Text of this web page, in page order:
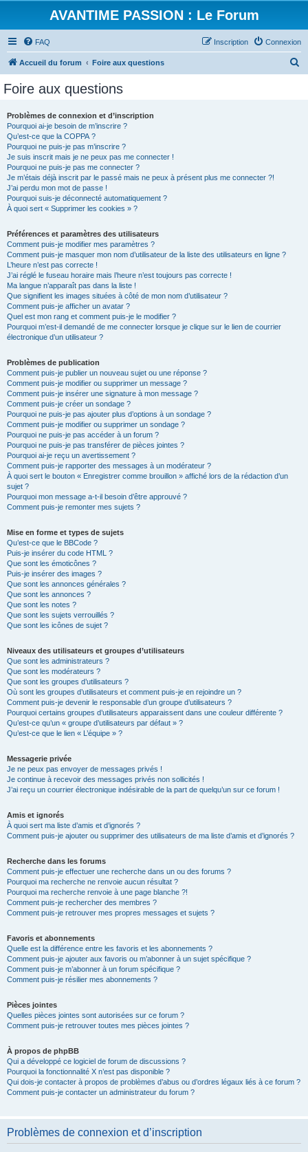
AVANTIME PASSION : Le Forum
FAQ Connexion
Inscription
Accueil du forum Foire aux questions
Foire aux questions
Problèmes de connexion et d’inscription
Pourquoi ai-je besoin de m’inscrire ?
Qu’est-ce que la COPPA ?
Pourquoi ne puis-je pas m’inscrire ?
Je suis inscrit mais je ne peux pas me connecter !
Pourquoi ne puis-je pas me connecter ?
Je m’étais déjà inscrit par le passé mais ne peux à présent plus me connecter ?!
J’ai perdu mon mot de passe !
Pourquoi suis-je déconnecté automatiquement ?
À quoi sert « Supprimer les cookies » ?
Préférences et paramètres des utilisateurs
Comment puis-je modifier mes paramètres ?
Comment puis-je masquer mon nom d’utilisateur de la liste des utilisateurs en ligne ?
L’heure n’est pas correcte !
J’ai réglé le fuseau horaire mais l’heure n’est toujours pas correcte !
Ma langue n’apparaît pas dans la liste !
Que signifient les images situées à côté de mon nom d’utilisateur ?
Comment puis-je afficher un avatar ?
Quel est mon rang et comment puis-je le modifier ?
Pourquoi m’est-il demandé de me connecter lorsque je clique sur le lien de courrier
électronique d’un utilisateur ?
Problèmes de publication
Comment puis-je publier un nouveau sujet ou une réponse ?
Comment puis-je modifier ou supprimer un message ?
Comment puis-je insérer une signature à mon message ?
Comment puis-je créer un sondage ?
Pourquoi ne puis-je pas ajouter plus d’options à un sondage ?
Comment puis-je modifier ou supprimer un sondage ?
Pourquoi ne puis-je pas accéder à un forum ?
Pourquoi ne puis-je pas transférer de pièces jointes ?
Pourquoi ai-je reçu un avertissement ?
Comment puis-je rapporter des messages à un modérateur ?
À quoi sert le bouton « Enregistrer comme brouillon » affiché lors de la rédaction d’un
sujet ?
Pourquoi mon message a-t-il besoin d’être approuvé ?
Comment puis-je remonter mes sujets ?
Mise en forme et types de sujets
Qu’est-ce que le BBCode ?
Puis-je insérer du code HTML ?
Que sont les émoticônes ?
Puis-je insérer des images ?
Que sont les annonces générales ?
Que sont les annonces ?
Que sont les notes ?
Que sont les sujets verrouillés ?
Que sont les icônes de sujet ?
Niveaux des utilisateurs et groupes d’utilisateurs
Que sont les administrateurs ?
Que sont les modérateurs ?
Que sont les groupes d’utilisateurs ?
Où sont les groupes d’utilisateurs et comment puis-je en rejoindre un ?
Comment puis-je devenir le responsable d’un groupe d’utilisateurs ?
Pourquoi certains groupes d’utilisateurs apparaissent dans une couleur différente ?
Qu’est-ce qu’un « groupe d’utilisateurs par défaut » ?
Qu’est-ce que le lien « L’équipe » ?
Messagerie privée
Je ne peux pas envoyer de messages privés !
Je continue à recevoir des messages privés non sollicités !
J’ai reçu un courrier électronique indésirable de la part de quelqu’un sur ce forum !
Amis et ignorés
À quoi sert ma liste d’amis et d’ignorés ?
Comment puis-je ajouter ou supprimer des utilisateurs de ma liste d’amis et d’ignorés ?
Recherche dans les forums
Comment puis-je effectuer une recherche dans un ou des forums ?
Pourquoi ma recherche ne renvoie aucun résultat ?
Pourquoi ma recherche renvoie à une page blanche ?!
Comment puis-je rechercher des membres ?
Comment puis-je retrouver mes propres messages et sujets ?
Favoris et abonnements
Quelle est la différence entre les favoris et les abonnements ?
Comment puis-je ajouter aux favoris ou m’abonner à un sujet spécifique ?
Comment puis-je m’abonner à un forum spécifique ?
Comment puis-je résilier mes abonnements ?
Pièces jointes
Quelles pièces jointes sont autorisées sur ce forum ?
Comment puis-je retrouver toutes mes pièces jointes ?
À propos de phpBB
Qui a développé ce logiciel de forum de discussions ?
Pourquoi la fonctionnalité X n’est pas disponible ?
Qui dois-je contacter à propos de problèmes d’abus ou d’ordres légaux liés à ce forum ?
Comment puis-je contacter un administrateur du forum ?
Problèmes de connexion et d’inscription